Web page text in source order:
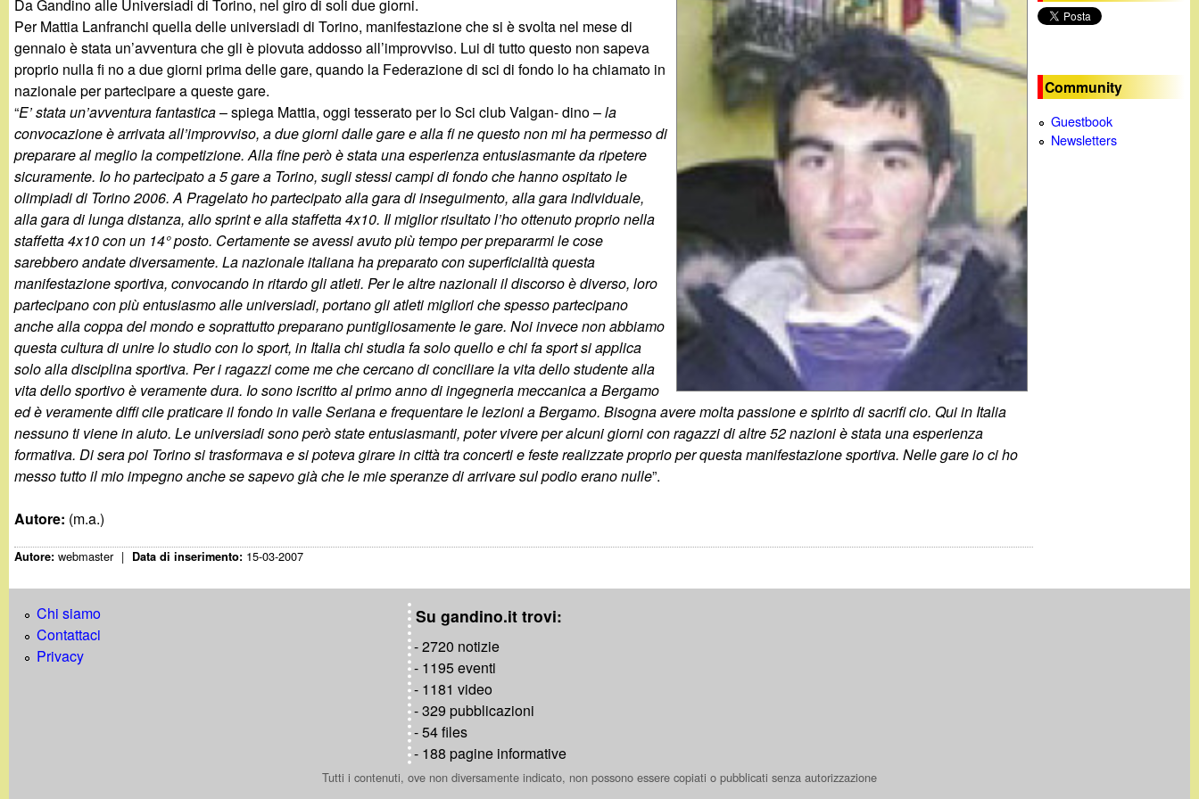
g
a
n
d
i
n
o
.
i
t
c
a
Da Gandino alle Universiadi di Torino, nel giro di soli due giorni.
Per Mattia Lanfranchi quella delle universiadi di Torino, manifestazione che si è svolta nel mese di
gennaio è stata un’avventura che gli è piovuta addosso all’improvviso. Lui di tutto questo non sapeva
proprio nulla fi no a due giorni prima delle gare, quando la Federazione di sci di fondo lo ha chiamato in
nazionale per partecipare a queste gare.
“E’ stata un’avventura fantastica– spiega Mattia, oggi tesserato per lo Sci club Valgan- dino –la
convocazione è arrivata all’improvviso, a due giorni dalle gare e alla fi ne questo non mi ha permesso di
preparare al meglio la competizione. Alla fine però è stata una esperienza entusiasmante da ripetere
sicuramente. Io ho partecipato a 5 gare a Torino, sugli stessi campi di fondo che hanno ospitato le
olimpiadi di Torino 2006. A Pragelato ho partecipato alla gara di inseguimento, alla gara individuale,
alla gara di lunga distanza, allo sprint e alla staffetta 4x10. Il miglior risultato l’ho ottenuto proprio nella
staffetta 4x10 con un 14° posto. Certamente se avessi avuto più tempo per prepararmi le cose
sarebbero andate diversamente. La nazionale italiana ha preparato con superficialità questa
manifestazione sportiva, convocando in ritardo gli atleti. Per le altre nazionali il discorso è diverso, loro
partecipano con più entusiasmo alle universiadi, portano gli atleti migliori che spesso partecipano
anche alla coppa del mondo e soprattutto preparano puntigliosamente le gare. Noi invece non abbiamo
questa cultura di unire lo studio con lo sport, in Italia chi studia fa solo quello e chi fa sport si applica
solo alla disciplina sportiva. Per i ragazzi come me che cercano di conciliare la vita dello studente alla
vita dello sportivo è veramente dura. Io sono iscritto al primo anno di ingegneria meccanica a Bergamo
ed è veramente diffi cile praticare il fondo in valle Seriana e frequentare le lezioni a Bergamo. Bisogna avere molta passione e spirito di sacrifi cio. Qui in Italia
nessuno ti viene in aiuto. Le universiadi sono però state entusiasmanti, poter vivere per alcuni giorni con ragazzi di altre 52 nazioni è stata una esperienza
formativa. Di sera poi Torino si trasformava e si poteva girare in città tra concerti e feste realizzate proprio per questa manifestazione sportiva. Nelle gare io ci ho
messo tutto il mio impegno anche se sapevo già che le mie speranze di arrivare sul podio erano nulle”.
Autore: (m.a.)
Autore:webmaster | Data di inserimento: 15-03-2007
Community
Guestbook
Newsletters
Chi siamo
Contattaci
Privacy
Su gandino.it trovi:
- 2720 notizie
- 1195 eventi
- 1181 video
- 329 pubblicazioni
- 54 files
- 188 pagine informative
Tutti i contenuti, ove non diversamente indicato, non possono essere copiati o pubblicati senza autorizzazione